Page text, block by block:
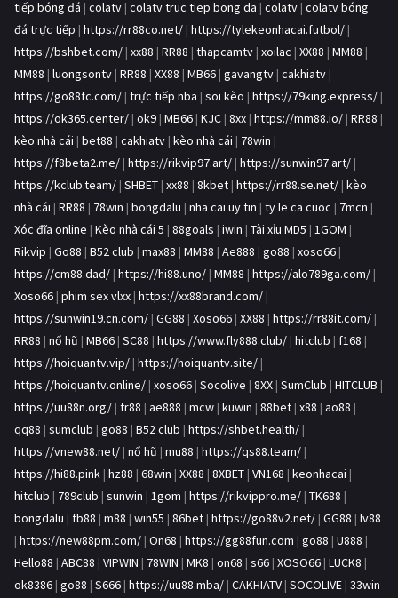
tiếp bóng đá | colatv | colatv truc tiep bong da | colatv | colatv bóng
đá trực tiếp | https://rr88co.net/ | https://tylekeonhacai.futbol/ |
https://bshbet.com/ | xx88 | RR88 | thapcamtv | xoilac | XX88 | MM88 |
MM88 | luongsontv | RR88 | XX88 | MB66 | gavangtv | cakhiatv |
https://go88fc.com/ | trực tiếp nba | soi kèo | https://79king.express/ |
https://ok365.center/ | ok9 | MB66 | KJC | 8xx | https://mm88.io/ | RR88 |
kèo nhà cái | bet88 | cakhiatv | kèo nhà cái | 78win |
https://f8beta2.me/ | https://rikvip97.art/ | https://sunwin97.art/ |
https://kclub.team/ | SHBET | xx88 | 8kbet | https://rr88.se.net/ | kèo
nhà cái | RR88 | 78win | bongdalu | nha cai uy tin | ty le ca cuoc | 7mcn |
Xóc đĩa online | Kèo nhà cái 5 | 88goals | iwin | Tài xỉu MD5 | 1GOM |
Rikvip | Go88 | B52 club | max88 | MM88 | Ae888 | go88 | xoso66 |
https://cm88.dad/ | https://hi88.uno/ | MM88 | https://alo789ga.com/ |
Xoso66 | phim sex vlxx | https://xx88brand.com/ |
https://sunwin19.cn.com/ | GG88 | Xoso66 | XX88 | https://rr88it.com/ |
RR88 | nổ hũ | MB66 | SC88 | https://www.fly888.club/ | hitclub | f168 |
https://hoiquantv.vip/ | https://hoiquantv.site/ |
https://hoiquantv.online/ | xoso66 | Socolive | 8XX | SumClub | HITCLUB |
https://uu88n.org/ | tr88 | ae888 | mcw | kuwin | 88bet | x88 | ao88 |
qq88 | sumclub | go88 | B52 club | https://shbet.health/ |
https://vnew88.net/ | nổ hũ | mu88 | https://qs88.team/ |
https://hi88.pink | hz88 | 68win | XX88 | 8XBET | VN168 | keonhacai |
hitclub | 789club | sunwin | 1gom | https://rikvippro.me/ | TK688 |
bongdalu | fb88 | m88 | win55 | 86bet | https://go88v2.net/ | GG88 | lv88
| https://new88pm.com/ | On68 | https://gg88fun.com | go88 | U888 |
Hello88 | ABC88 | VIPWIN | 78WIN | MK8 | on68 | s66 | XOSO66 | LUCK8 |
ok8386 | go88 | S666 | https://uu88.mba/ | CAKHIATV | SOCOLIVE | 33win